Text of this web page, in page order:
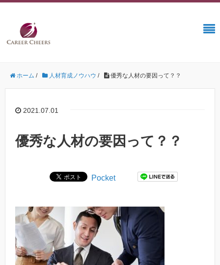
ホーム / 人材育成ノウハウ / 優秀な人材の要因って？？
2021.07.01
優秀な人材の要因って？？
Pocket